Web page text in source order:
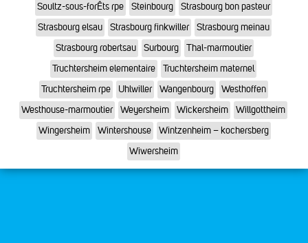
Soultz-sous-forÊts rpe
Steinbourg
Strasbourg bon pasteur
Strasbourg elsau
Strasbourg finkwiller
Strasbourg meinau
Strasbourg robertsau
Surbourg
Thal-marmoutier
Truchtersheim elementaire
Truchtersheim maternel
Truchtersheim rpe
Uhlwiller Wangenbourg
Westhoffen
Westhouse-marmoutier
Weyersheim Wickersheim
Willgottheim
Wingersheim
Wintershouse
Wintzenheim – kochersberg
Wiwersheim